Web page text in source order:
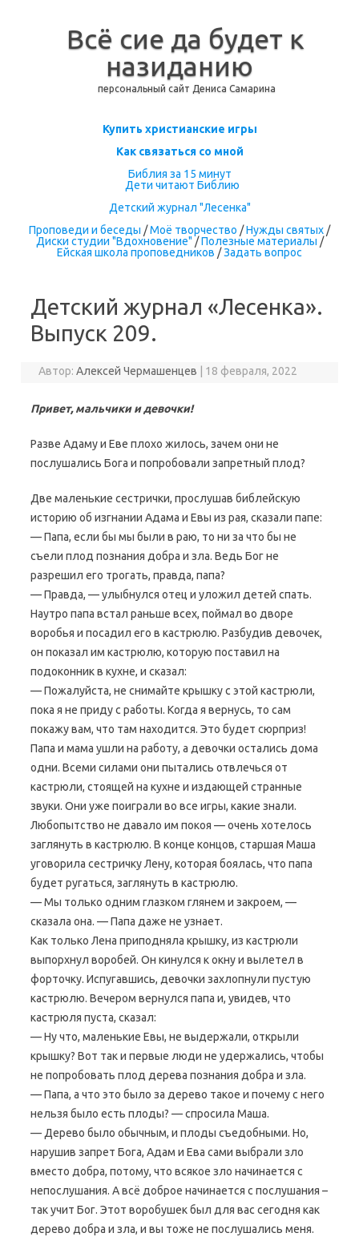
Всё сие да будет к
назиданию
персональный сайт Дениса Самарина
Перейти к содержимому
Купить христианские игры
Как связаться со мной
Библия за 15 минут
Дети читают Библию
Детский журнал "Лесенка"
Проповеди и беседы /Моё творчество /Нужды святых /
Диски студии "Вдохновение" /Полезные материалы /
Ейская школа проповедников /Задать вопрос
Детский журнал «Лесенка».
Выпуск 209.
Автор:Алексей Чермашенцев 18 февраля, 2022
Привет, мальчики и девочки!
Разве Адаму и Еве плохо жилось, зачем они не
послушались Бога и попробовали запретный плод?
Две маленькие сестрички, прослушав библейскую
историю об изгнании Адама и Евы из рая, сказали папе:
— Папа, если бы мы были в раю, то ни за что бы не
съели плод познания добра и зла. Ведь Бог не
разрешил его трогать, правда, папа?
— Правда, — улыбнулся отец и уложил детей спать.
Наутро папа встал раньше всех, поймал во дворе
воробья и посадил его в кастрюлю. Разбудив девочек,
он показал им кастрюлю, которую поставил на
подоконник в кухне, и сказал:
— Пожалуйста, не снимайте крышку с этой кастрюли,
пока я не приду с работы. Когда я вернусь, то сам
покажу вам, что там находится. Это будет сюрприз!
Папа и мама ушли на работу, а девочки остались дома
одни. Всеми силами они пытались отвлечься от
кастрюли, стоящей на кухне и издающей странные
звуки. Они уже поиграли во все игры, какие знали.
Любопытство не давало им покоя — очень хотелось
заглянуть в кастрюлю. В конце концов, старшая Маша
уговорила сестричку Лену, которая боялась, что папа
будет ругаться, заглянуть в кастрюлю.
— Мы только одним глазком глянем и закроем, —
сказала она. — Папа даже не узнает.
Как только Лена приподняла крышку, из кастрюли
выпорхнул воробей. Он кинулся к окну и вылетел в
форточку. Испугавшись, девочки захлопнули пустую
кастрюлю. Вечером вернулся папа и, увидев, что
кастрюля пуста, сказал:
— Ну что, маленькие Евы, не выдержали, открыли
крышку? Вот так и первые люди не удержались, чтобы
не попробовать плод дерева познания добра и зла.
— Папа, а что это было за дерево такое и почему с него
нельзя было есть плоды? — спросила Маша.
— Дерево было обычным, и плоды съедобными. Но,
нарушив запрет Бога, Адам и Ева сами выбрали зло
вместо добра, потому, что всякое зло начинается с
непослушания. А всё доброе начинается с послушания –
так учит Бог. Этот воробушек был для вас сегодня как
дерево добра и зла, и вы тоже не послушались меня.